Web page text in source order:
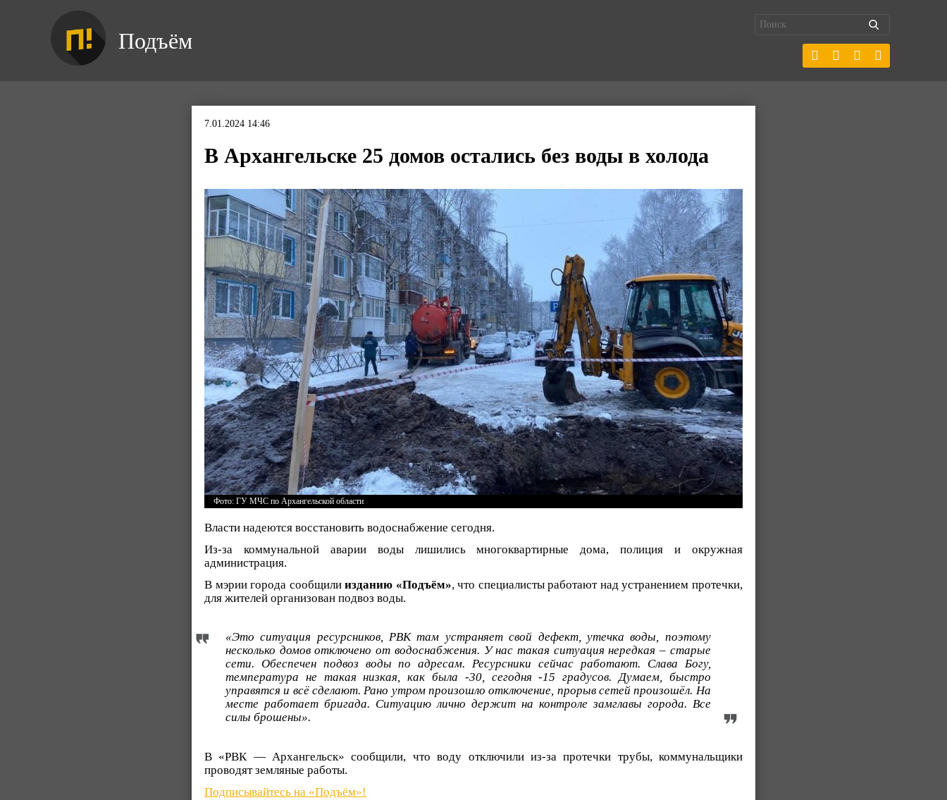
Подъём
7.01.2024 14:46
В Архангельске 25 домов остались без воды в холода
Фото: ГУ МЧС по Архангельской области
Власти надеются восстановить водоснабжение сегодня.
Из-за коммунальной аварии воды лишились многоквартирные дома, полиция и окружная
администрация.
В мэрии города сообщилиизданию «Подъём», что специалисты работают над устранением протечки,
для жителей организован подвоз воды.
«Это ситуация ресурсников, РВК там устраняет свой дефект, утечка воды, поэтому
несколько домов отключено от водоснабжения. У нас такая ситуация нередкая – старые
сети. Обеспечен подвоз воды по адресам. Ресурсники сейчас работают. Слава Богу,
температура не такая низкая, как была -30, сегодня -15 градусов. Думаем, быстро
управятся и всё сделают. Рано утром произошло отключение, прорыв сетей произошёл. На
месте работает бригада. Ситуацию лично держит на контроле замглавы города. Все
силы брошены».
В «РВК — Архангельск» сообщили, что воду отключили из-за протечки трубы, коммунальщики
проводят земляные работы.
Подписывайтесь на «Подъём»!